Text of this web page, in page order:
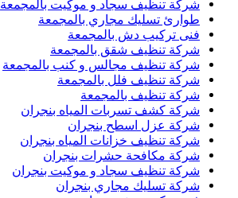
شركة تنظيف سجاد و موكيت بالمجمعة
طوارئ تسليك مجاري بالمجمعة
فنى تركيب دش بالمجمعة
شركة تنظيف شقق بالمجمعة
شركة تنظيف مجالس و كنب بالمجمعة
شركة تنظيف فلل بالمجمعة
شركة تنظيف بالمجمعة
شركة كشف تسربات المياه بنجران
شركة عزل اسطح بنجران
شركة تنظيف خزانات المياه بنجران
شركة مكافحة حشرات بنجران
شركة تنظيف سجاد و موكيت بنجران
شركة تسليك مجاري بنجران